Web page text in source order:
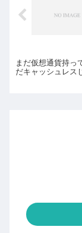
まだ仮想通貨持っ
だキャッシュレス